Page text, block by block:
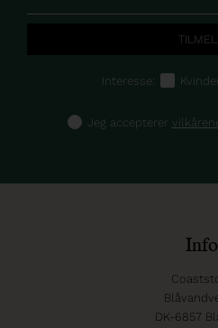
Interesse:
Jeg accepterer
Info
DK-6857